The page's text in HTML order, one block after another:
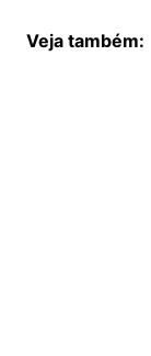
Veja também: